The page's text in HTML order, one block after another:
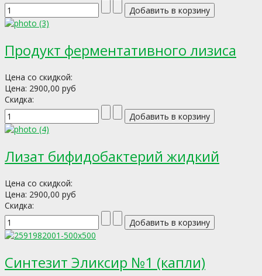
Продукт ферментативного лизиса
Цена со скидкой:
Цена: 2900,00 руб
Скидка:
Лизат бифидобактерий жидкий
Цена со скидкой:
Цена: 2900,00 руб
Скидка:
Синтезит Эликсир №1 (капли)